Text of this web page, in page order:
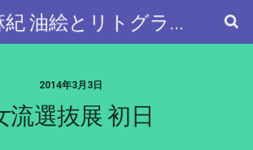
鈴木麻紀 油絵とリトグラフと…
2014年3月3日
流選抜展 初日